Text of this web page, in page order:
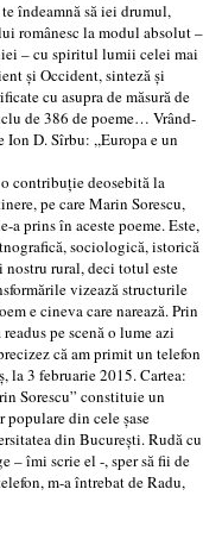
îndeamnă să iei drumul,
românesc la modul absolut –
– cu spiritul lumii celei mai
şi Occident, sinteză şi
cu asupra de măsură de
de 386 de poeme… Vrând-
Ion D. Sîrbu: ,,Europa e un
contribuţie deosebită la
pe care Marin Sorescu,
prins în aceste poeme. Este,
sociologică, istorică
nostru rural, deci totul este
vizează structurile
e cineva care narează. Prin
pe scenă o lume azi
că am primit un telefon
la 3 februarie 2015. Cartea:
Sorescu” constituie un
din cele şase
din Bucureşti. Rudă cu
– îmi scrie el -, sper să fii de
m-a întrebat de Radu,